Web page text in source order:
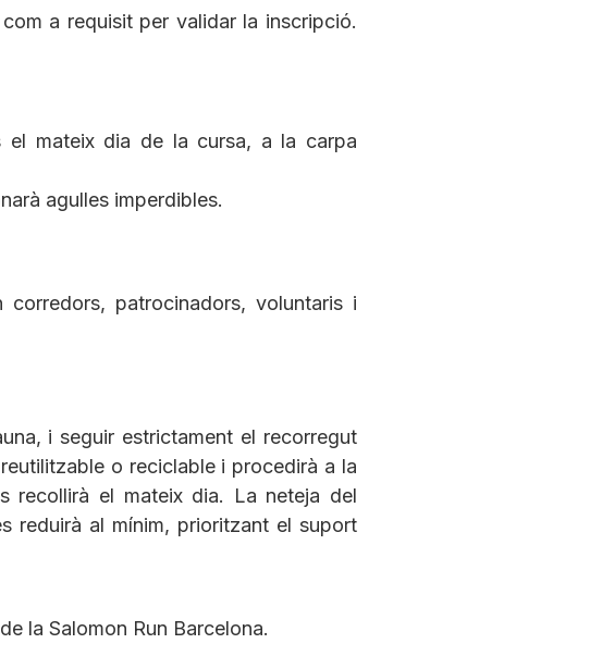
a requisit per validar la inscripció.
mateix dia de la cursa, a la carpa
agulles imperdibles.
patrocinadors, voluntaris i
i seguir estrictament el recorregut
o reciclable i procedirà a la
recollirà el mateix dia. La neteja del
reduirà al mínim, prioritzant el suport
la Salomon Run Barcelona.